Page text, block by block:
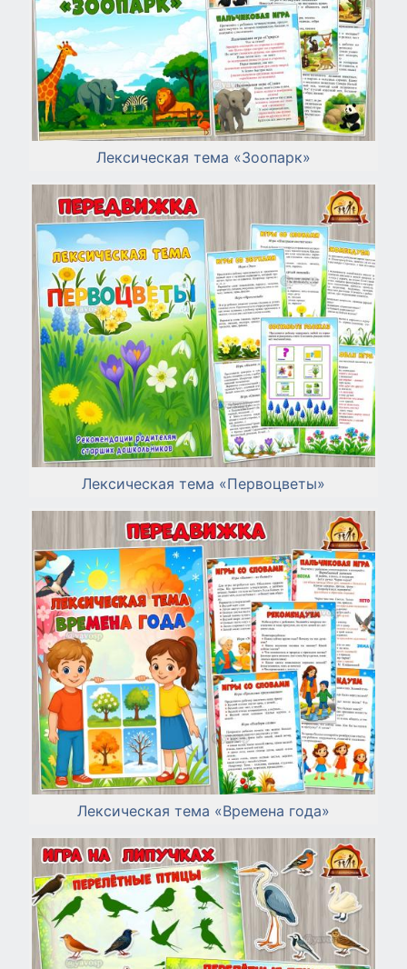
Лексическая тема «Зоопарк»
Лексическая тема «Первоцветы»
Лексическая тема «Времена года»